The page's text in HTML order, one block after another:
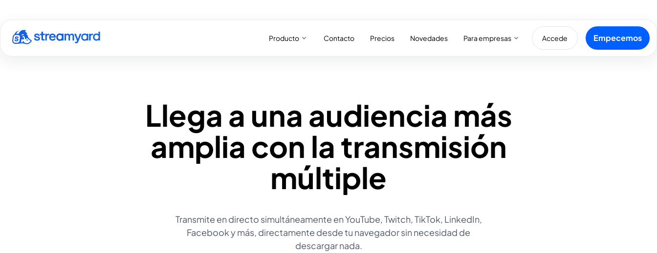
Producto Contacto Precios Novedades Para empresas Accede Empecemos
Llega a una audiencia más
amplia con la transmisión
múltiple
Transmite en directo simultáneamente en YouTube, Twitch, TikTok, LinkedIn,
Facebook y más, directamente desde tu navegador sin necesidad de
descargar nada.